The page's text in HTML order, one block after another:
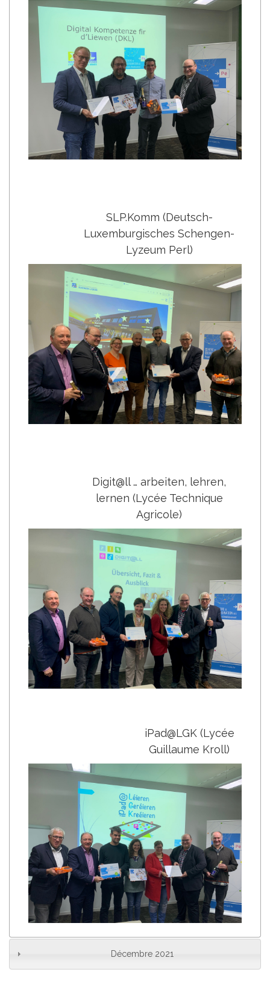
SLP.Komm (Deutsch-
Luxemburgisches Schengen-
Lyzeum Perl)
Digit@ll … arbeiten, lehren,
lernen (Lycée Technique
Agricole)
iPad@LGK (Lycée
Guillaume Kroll)
Décembre 2021